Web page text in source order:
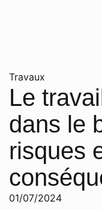
Travaux
Le
dans le
risques
01/07/2024